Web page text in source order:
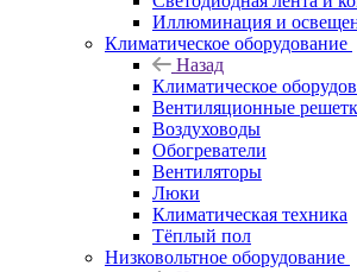
Иллюминация и
Климатическое оборудование
Назад
Климатическое
Вентиляционные
Воздуховоды
Обогреватели
Вентиляторы
Люки
Климатическая техника
Тёплый пол
Низковольтное оборудование